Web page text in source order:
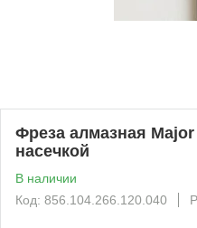
Фреза алмазная
насечкой
В наличии
Код: 856.104.266.120.040